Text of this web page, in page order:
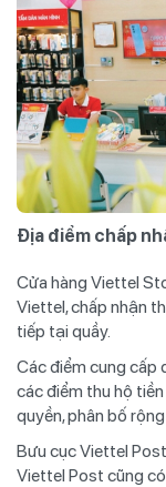
Địa điểm chấp
Cửa hàng Viettel
Viettel, chấp nhận
tiếp tại quầy.
Các điểm cung cấp
các điểm thu hộ
quyền, phân bố
Bưu cục Viettel
Viettel Post cũng